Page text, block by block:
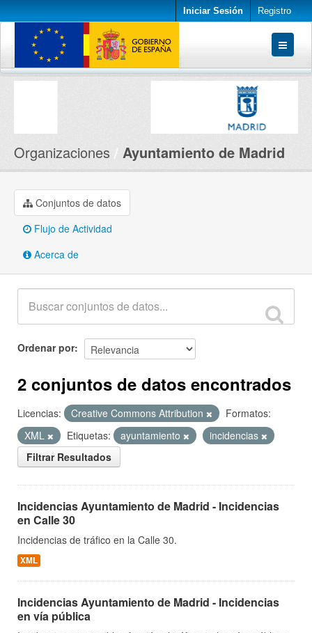
Iniciar Sesión Registro
Conjuntos de datos
Organizaciones Ayuntamiento de Madrid
Conjuntos de datos
Flujo de Actividad
Acerca de
Ordenar por
2 conjuntos de datos encontrados
Licencias: Creative Commons Attribution
Formatos:
XML
Etiquetas: ayuntamiento
incidencias
Filtrar Resultados
Incidencias Ayuntamiento de Madrid - Incidencias
en Calle 30
Incidencias de tráfico en la Calle 30.
XML
Incidencias Ayuntamiento de Madrid - Incidencias
en vía pública